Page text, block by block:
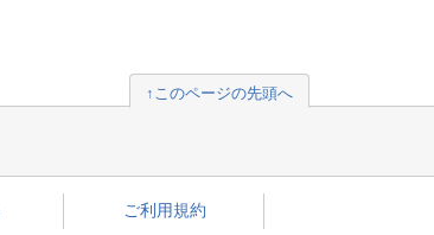
↑このページの先頭へ
ご利用規約